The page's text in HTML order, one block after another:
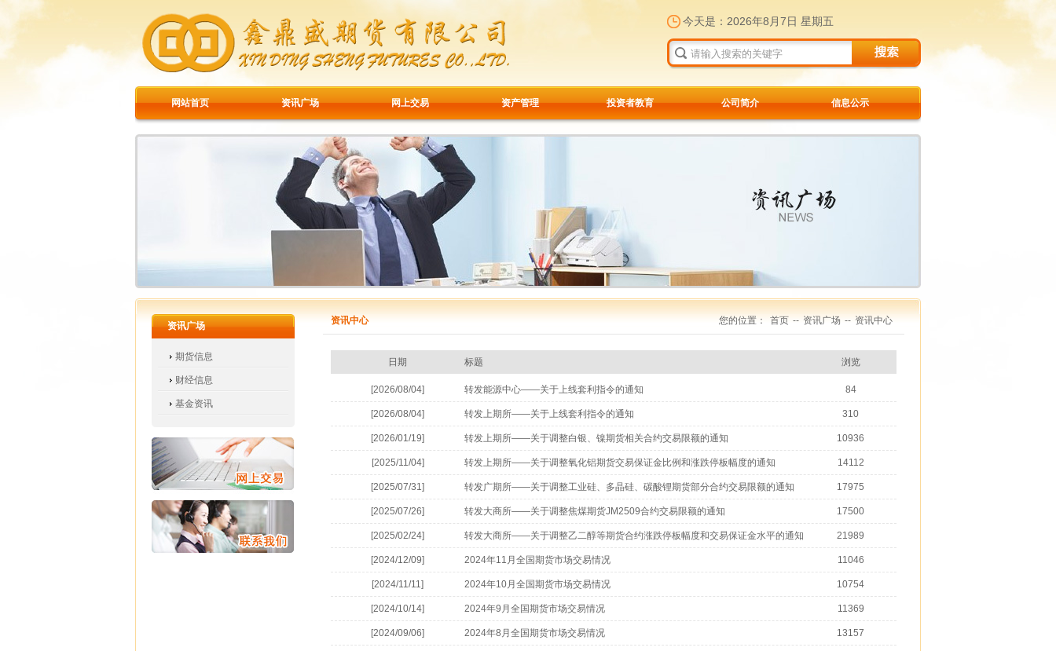
今天是： 2026年8月7日 星期五
网站首页 资讯广场 网上交易 资产管理 投资者教育 公司简介 信息公示
资讯广场
期货信息
财经信息
基金资讯
资讯中心 您的位置： 首页 -- 资讯广场 -- 资讯中心
日期 标题 浏览
[2026/08/04] 转发能源中心——关于上线套利指令的通知 84
[2026/08/04] 转发上期所——关于上线套利指令的通知 310
[2026/01/19] 转发上期所——关于调整白银、镍期货相关合约交易限额的通知 10936
[2025/11/04] 转发上期所——关于调整氧化铝期货交易保证金比例和涨跌停板幅度的通知 14112
[2025/07/31] 转发广期所——关于调整工业硅、多晶硅、碳酸锂期货部分合约交易限额的通知 17975
[2025/07/26] 转发大商所——关于调整焦煤期货JM2509合约交易限额的通知 17500
[2025/02/24] 转发大商所——关于调整乙二醇等期货合约涨跌停板幅度和交易保证金水平的通知 21989
[2024/12/09] 2024年11月全国期货市场交易情况 11046
[2024/11/11] 2024年10月全国期货市场交易情况 10754
[2024/10/14] 2024年9月全国期货市场交易情况 11369
[2024/09/06] 2024年8月全国期货市场交易情况 13157